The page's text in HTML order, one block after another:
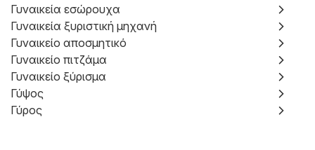
Γυναικεία εσώρουχα
Γυναικεία ξυριστική μηχανή
Γυναικείο αποσμητικό
Γυναικείο πιτζάμα
Γυναικείο ξύρισμα
Γύψος
Γύρος